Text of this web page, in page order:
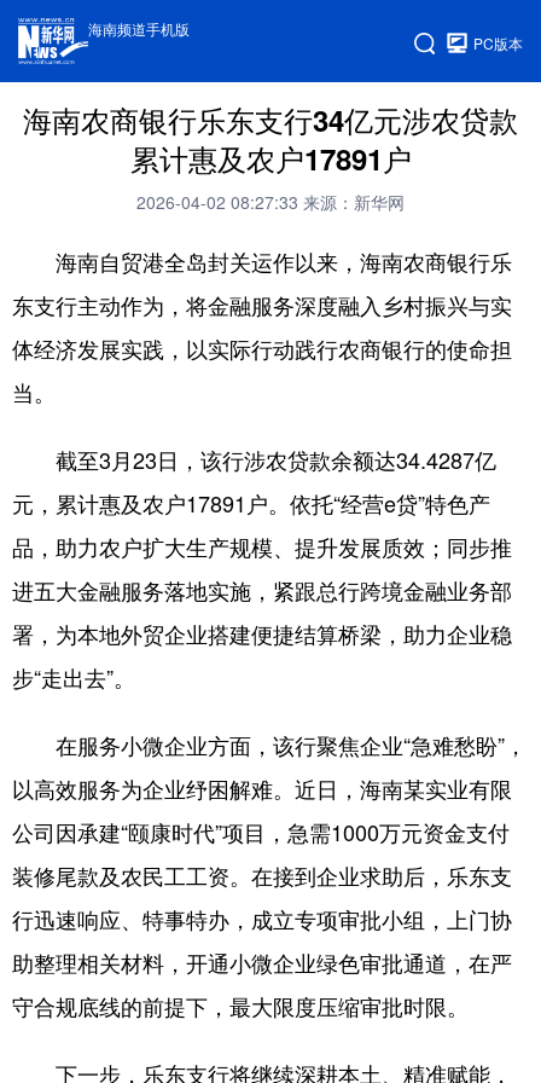
海南频道手机版
PC版本
海南农商银行乐东支行34亿元涉农贷款
累计惠及农户17891户
2026-04-02 08:27:33 来源：新华网
海南自贸港全岛封关运作以来，海南农商银行乐
东支行主动作为，将金融服务深度融入乡村振兴与实
体经济发展实践，以实际行动践行农商银行的使命担
当。
截至3月23日，该行涉农贷款余额达34.4287亿
元，累计惠及农户17891户。依托“经营e贷”特色产
品，助力农户扩大生产规模、提升发展质效；同步推
进五大金融服务落地实施，紧跟总行跨境金融业务部
署，为本地外贸企业搭建便捷结算桥梁，助力企业稳
步“走出去”。
在服务小微企业方面，该行聚焦企业“急难愁盼”，
以高效服务为企业纾困解难。近日，海南某实业有限
公司因承建“颐康时代”项目，急需1000万元资金支付
装修尾款及农民工工资。在接到企业求助后，乐东支
行迅速响应、特事特办，成立专项审批小组，上门协
助整理相关材料，开通小微企业绿色审批通道，在严
守合规底线的前提下，最大限度压缩审批时限。
下一步，乐东支行将继续深耕本土、精准赋能，